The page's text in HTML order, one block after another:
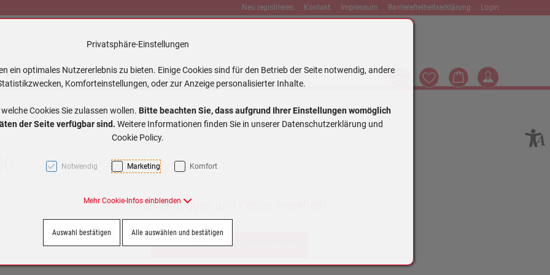
Neu registrieren Kontakt Impressum Barrierefreiheitserklärung Login
Traktionsbatterien Stationär Batterien Ladegeräte MAKITA Suche VergleichWunschlisteWarenkorbLogin
Jetzt einloggen und Preise einsehen!
Jetzt einloggen / kostenlos registrieren
Privatsphäre-Einstellungen
ein optimales Nutzererlebnis zu bieten. Einige Cookies sind für den Betrieb der Seite notwendig, andere
Komforteinstellungen, oder zur Anzeige personalisierter Inhalte.
Cookies Sie zulassen wollen. Bitte beachten Sie, dass aufgrund Ihrer Einstellungen womöglich
der Seite verfügbar sind. Weitere Informationen finden Sie in unserer Datenschutzerklärung und
Cookie Policy.
Notwendig Marketing Komfort
Mehr Cookie-Infos einblenden
Auswahl bestätigen Alle auswählen und bestätigen